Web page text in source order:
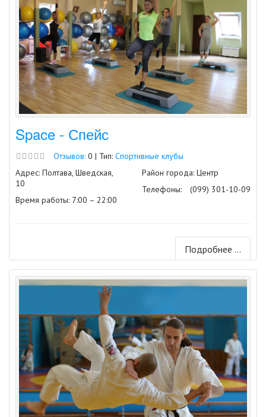
Space - Спейс
Отзывов: 0 | Тип: Спортивные клубы
Адрес: Полтава, Шведская,
10
Время работы: 7:00 – 22:00
Район города: Центр
Телефоны:
(099) 301-10-09
Подробнее ...